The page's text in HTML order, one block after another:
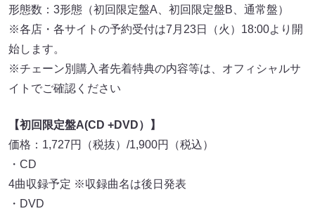
形態数：3形態（初回限定盤A、初回限定盤B、通常盤）
※各店・各サイトの予約受付は7月23日（火）18:00より開
始します。
※チェーン別購入者先着特典の内容等は、オフィシャルサ
イトでご確認ください
【初回限定盤A(CD +DVD）】
価格：1,727円（税抜）/1,900円（税込）
・CD
4曲収録予定 ※収録曲名は後日発表
・DVD